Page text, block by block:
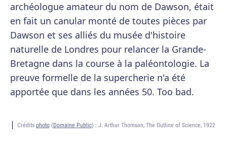
archéologue amateur du nom de Dawson, était
en fait un canular monté de toutes pièces par
Dawson et ses alliés du musée d'histoire
naturelle de Londres pour relancer la Grande-
Bretagne dans la course à la paléontologie. La
preuve formelle de la supercherie n'a été
apportée que dans les années 50. Too bad.
Crédits photo(Domaine Public) : J. Arthur Thomson, The Outline of Science, 1922